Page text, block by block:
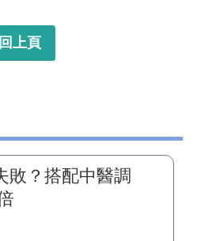
回上頁